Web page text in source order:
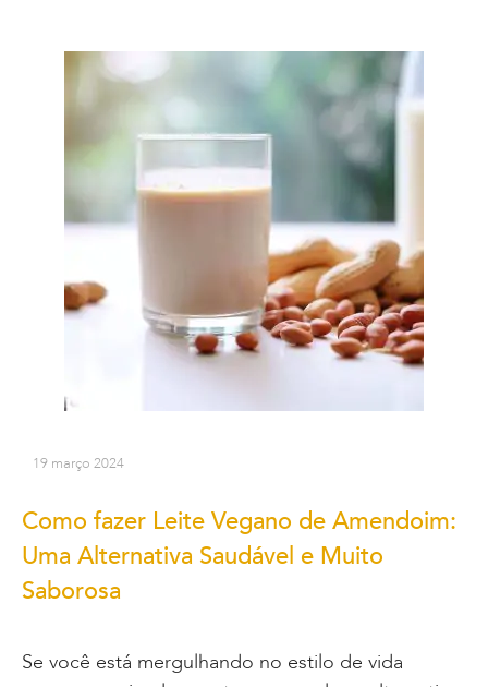
19 março 2024
Como fazer Leite Vegano de Amendoim:
Uma Alternativa Saudável e Muito
Saborosa
Se você está mergulhando no estilo de vida